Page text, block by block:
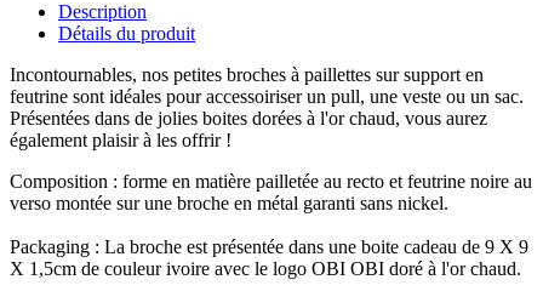
Description
Détails du produit
Incontournables, nos petites broches à paillettes sur support en
feutrine sont idéales pour accessoiriser un pull, une veste ou un sac.
Présentées dans de jolies boites dorées à l'or chaud, vous aurez
également plaisir à les offrir !
Composition : forme en matière pailletée au recto et feutrine noire au
verso montée sur une broche en métal garanti sans nickel.
Packaging : La broche est présentée dans une boite cadeau de 9 X 9
X 1,5cm de couleur ivoire avec le logo OBI OBI doré à l'or chaud.